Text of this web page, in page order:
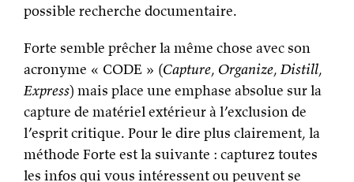
possible recherche documentaire.
Forte semble prêcher la même chose avec son
acronyme « CODE » (Capture, Organize, Distill,
Express) mais place une emphase absolue sur la
capture de matériel extérieur à l’exclusion de
l’esprit critique. Pour le dire plus clairement, la
méthode Forte est la suivante : capturez toutes
les infos qui vous intéressent ou peuvent se